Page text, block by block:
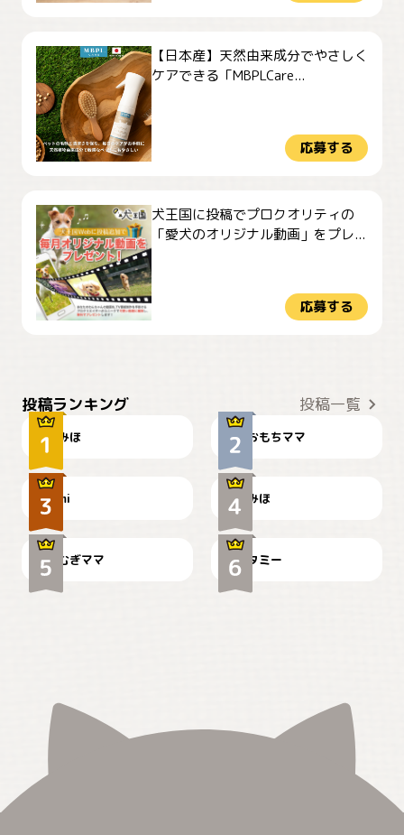
【日本産】天然由来成分でやさしく
ケアできる「MBPLCare...
応募する
犬王国に投稿でプロクオリティの
「愛犬のオリジナル動画」をプレ...
応募する
投稿ランキング 投稿一覧
みほ おもちママ
可愛い？
mi
見てるぞぉ
みほ
🌻とむぎ！
むぎママ
ドーベルマンのお友達邸に
て
タミー